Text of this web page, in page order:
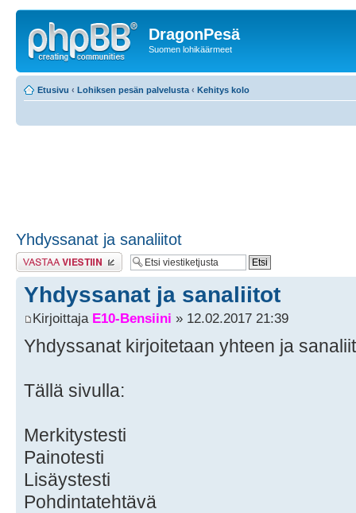
DragonPesä
Suomen lohikäärmeet
Etusivu ‹ Lohiksen pesän palvelusta ‹ Kehitys kolo
Yhdyssanat ja sanaliitot
Lähetä vastaus
Yhdyssanat ja sanaliitot
Kirjoittaja E10-Bensiini » 12.02.2017 21:39
Yhdyssanat kirjoitetaan yhteen ja
Tällä sivulla:
Merkitystesti
Painotesti
Lisäystesti
Pohdintatehtävä